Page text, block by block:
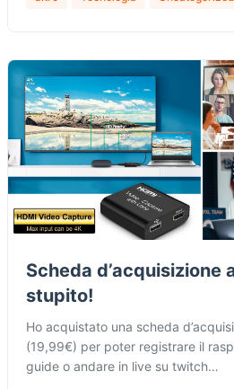
Scheda d’acquisizione
stupito!
Ho acquistato una scheda
(19,99€) per poter registrare il
guide o andare in live su twitch…